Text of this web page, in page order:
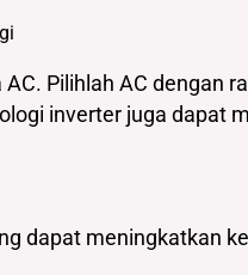
Pilihlah AC dengan
inverter juga dapat
dapat meningkatkan